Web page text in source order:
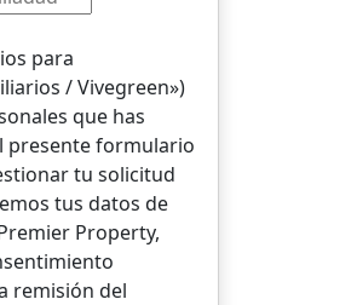
para
/ Vivegreen»)
que has
presente formulario
tu solicitud
tus datos de
Property,
remisión del